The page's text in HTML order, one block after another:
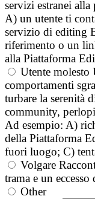
servizi estranei
A) un utente ti
servizio di editing
riferimento o un
alla Piattaforma
Utente molesto
comportamenti
turbare la serenità
community,
Ad esempio: A)
della Piattaforma
fuori luogo; C)
Volgare
trama e un
Other